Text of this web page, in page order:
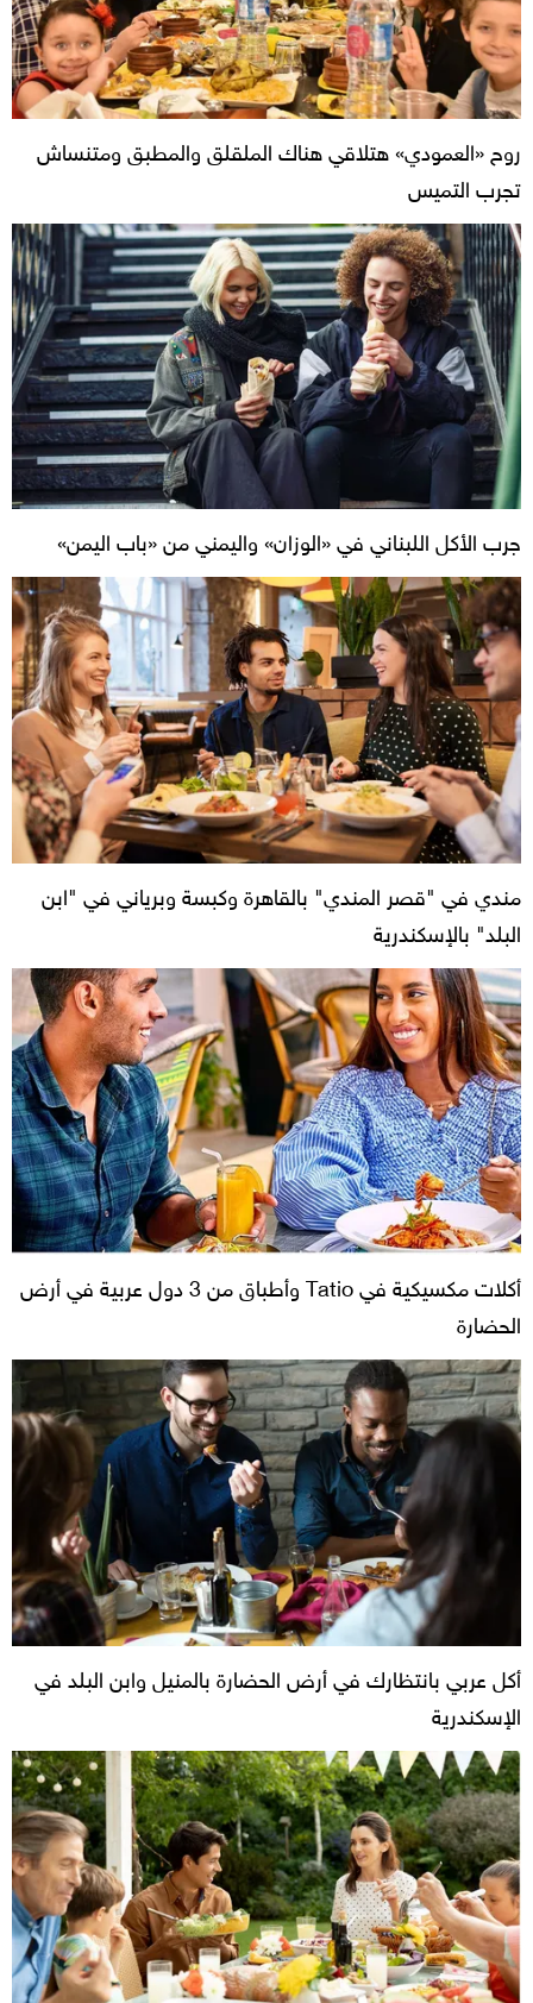
روح «العمودي» هتلاقي هناك الملقلق والمطبق ومتنساش
تجرب التميس
جرب الأكل اللبناني في «الوزان» واليمني من «باب اليمن»
مندي في "قصر المندي" بالقاهرة وكبسة وبرياني في "ابن
البلد" بالإسكندرية
أكلات مكسيكية في Tatio وأطباق من 3 دول عربية في أرض
الحضارة
أكل عربي بانتظارك في أرض الحضارة بالمنيل وابن البلد في
الإسكندرية